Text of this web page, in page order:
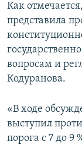
Как
представила
вопросам и
Кодуранова.
«В ходе
выступил
порога с 7 до 9